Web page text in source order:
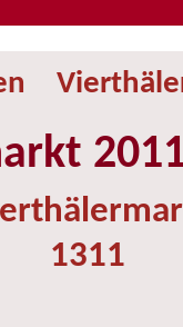
1311